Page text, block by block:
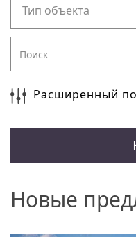
Тип объекта
Расширенный
Новые